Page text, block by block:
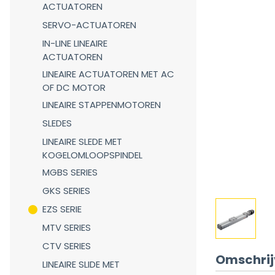
ACTUATOREN
SERVO-ACTUATOREN
IN-LINE LINEAIRE
ACTUATOREN
LINEAIRE ACTUATOREN MET AC
OF DC MOTOR
LINEAIRE STAPPENMOTOREN
SLEDES
LINEAIRE SLEDE MET
KOGELOMLOOPSPINDEL
MGBS SERIES
GKS SERIES
EZS SERIE
MTV SERIES
CTV SERIES
LINEAIRE SLIDE MET